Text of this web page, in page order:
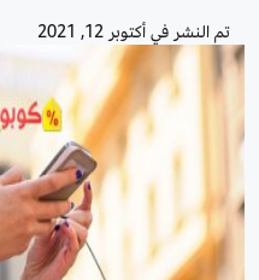
تم النشر فيأكتوبر 12, 2021